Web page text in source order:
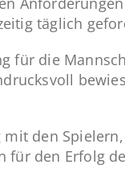
täglich
für die
den
den Erfolg